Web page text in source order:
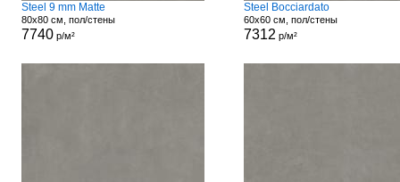
Steel 9 mm Matte
80x80 см, пол/стены
7740р/м²
Steel Bocciardato
60x60 см, пол/стены
7312 р/м²